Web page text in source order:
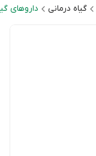
گیاه درمانی داروهای